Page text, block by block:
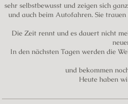
sehr selbstbewusst und zeigen sich
und auch beim Autofahren. Sie
Die Zeit rennt und es dauert nicht
In den nächsten Tagen werden die
und bekommen
Heute haben